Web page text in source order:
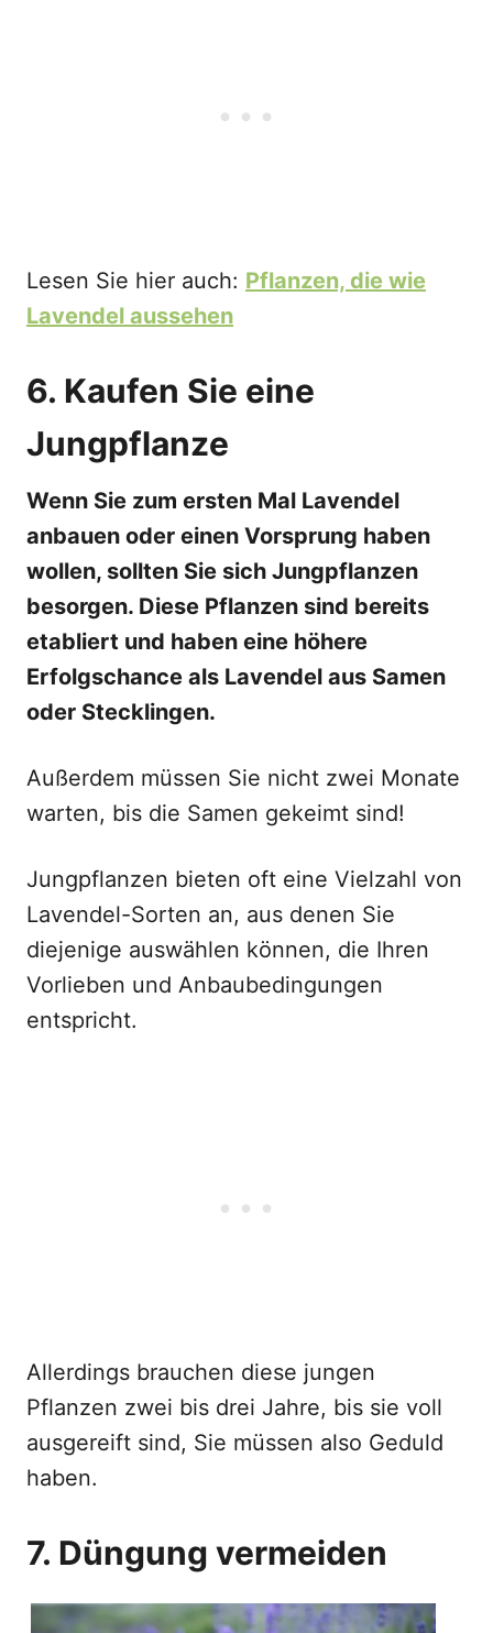
Lesen Sie hier auch: Pflanzen, die wie
Lavendel aussehen
6. Kaufen Sie eine
Jungpflanze
Wenn Sie zum ersten Mal Lavendel
anbauen oder einen Vorsprung haben
wollen, sollten Sie sich Jungpflanzen
besorgen. Diese Pflanzen sind bereits
etabliert und haben eine höhere
Erfolgschance als Lavendel aus Samen
oder Stecklingen.
Außerdem müssen Sie nicht zwei Monate
warten, bis die Samen gekeimt sind!
Jungpflanzen bieten oft eine Vielzahl von
Lavendel-Sorten an, aus denen Sie
diejenige auswählen können, die Ihren
Vorlieben und Anbaubedingungen
entspricht.
Allerdings brauchen diese jungen
Pflanzen zwei bis drei Jahre, bis sie voll
ausgereift sind, Sie müssen also Geduld
haben.
7. Düngung vermeiden